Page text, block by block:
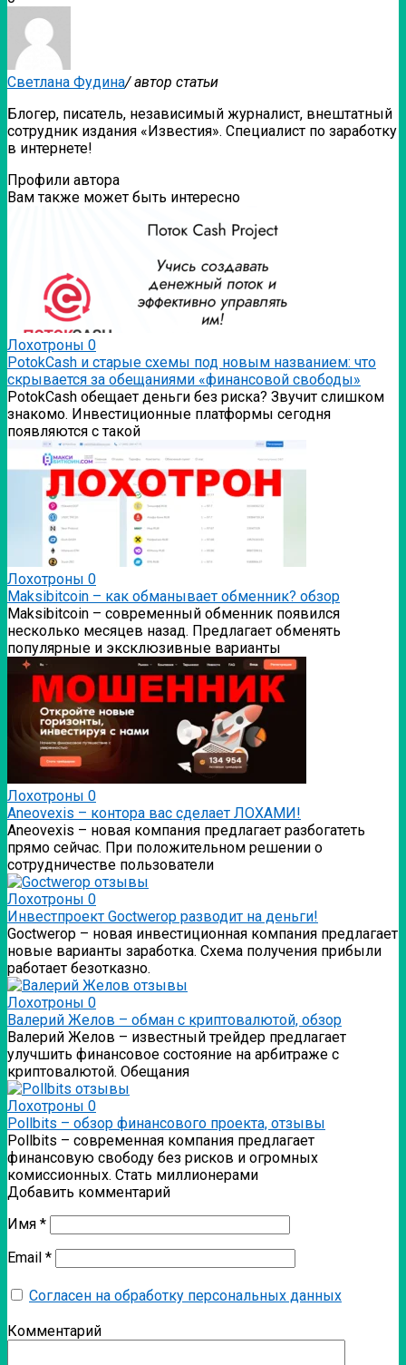
Светлана Фудина/ автор статьи
Блогер, писатель, независимый журналист, внештатный
сотрудник издания «Известия». Специалист по заработку
в интернете!
Профили автора
Вам также может быть интересно
Лохотроны 0
PotokCash и старые схемы под новым названием: что
скрывается за обещаниями «финансовой свободы»
PotokCash обещает деньги без риска? Звучит слишком
знакомо. Инвестиционные платформы сегодня
появляются с такой
Лохотроны 0
Мaksibitcoin – как обманывает обменник? обзор
Мaksibitcoin – современный обменник появился
несколько месяцев назад. Предлагает обменять
популярные и эксклюзивные варианты
Лохотроны 0
Аneovexis – контора вас сделает ЛОХАМИ!
Аneovexis – новая компания предлагает разбогатеть
прямо сейчас. При положительном решении о
сотрудничестве пользователи
Лохотроны 0
Инвестпроект Goctwerop разводит на деньги!
Goctwerop – новая инвестиционная компания предлагает
новые варианты заработка. Схема получения прибыли
работает безотказно.
Лохотроны 0
Валерий Желов – обман с криптовалютой, обзор
Валерий Желов – известный трейдер предлагает
улучшить финансовое состояние на арбитраже с
криптовалютой. Обещания
Лохотроны 0
Pollbits – обзор финансового проекта, отзывы
Pollbits – современная компания предлагает
финансовую свободу без рисков и огромных
комиссионных. Стать миллионерами
Добавить комментарий
Имя *
Email *
Согласен на обработку персональных данных
Комментарий